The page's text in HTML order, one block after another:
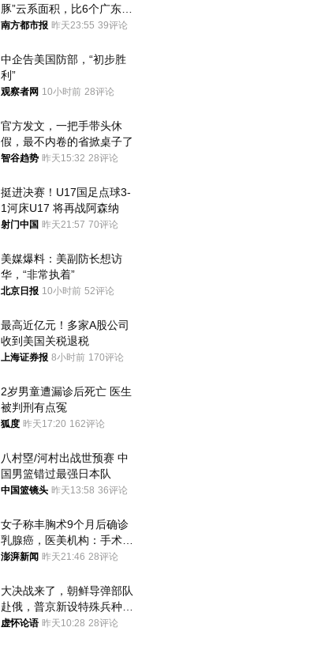
豚”云系面积，比6个广东还
大！深圳官方：注意这件事
南方都市报 昨天23:55 39评论
中企告美国防部，“初步胜
利”
观察者网 10小时前 28评论
官方发文，一把手带头休
假，最不内卷的省掀桌子了
智谷趋势 昨天15:32 28评论
挺进决赛！U17国足点球3-
1河床U17 将再战阿森纳
射门中国 昨天21:57 70评论
美媒爆料：美副防长想访
华，“非常执着”
北京日报 10小时前 52评论
最高近亿元！多家A股公司
收到美国关税退税
上海证券报 8小时前 170评论
2岁男童遭漏诊后死亡 医生
被判刑有点冤
狐度 昨天17:20 162评论
八村塁/河村出战世预赛 中
国男篮错过最强日本队
中国篮镜头 昨天13:58 36评论
女子称丰胸术9个月后确诊
乳腺癌，医美机构：手术不
可能引发癌症，建议走司法
澎湃新闻 昨天21:46 28评论
大决战来了，朝鲜导弹部队
赴俄，普京新设特殊兵种，
76岁老将扛旗
虚怀论语 昨天10:28 28评论